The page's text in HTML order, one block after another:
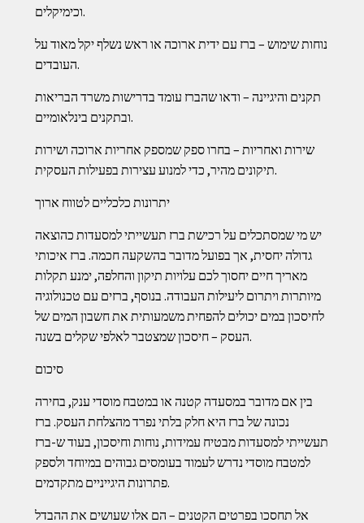
וכימיקלים.
נוחות שימוש – ברז עם ידית ארוכה או ראש נשלף יקל מאוד על
העובדים.
תקנים והיגיינה – ודאו שהברז עומד בדרישות משרד הבריאות
ובתקנים בינלאומיים.
שירות ואחריות – בחרו ספק שמספק אחריות ארוכה ושירות
תיקונים מהיר, כדי למנוע עצירות בפעילות העסקית.
יתרונות כלכליים לטווח ארוך
יש מי שמסתכלים על רכישת ברז תעשייתי למסעדות כהוצאה
גדולה יחסית, אך בפועל מדובר בהשקעה חכמה. ברז איכותי
מאריך חיים יחסוך לכם עלויות תיקון והחלפה, ימנע תקלות
מיותרות ויתרום ליעילות העבודה. בנוסף, ברזים עם טכנולוגיה
לחיסכון במים יכולים להפחית משמעותית את חשבון המים של
העסק – חיסכון שמצטבר לאלפי שקלים בשנה.
סיכום
בין אם מדובר במסעדה קטנה או במטבח מוסדי ענק, בחירה
נכונה של ברז היא חלק בלתי נפרד מהצלחת העסק. ברז
תעשייתי למסעדות מבטיח עמידות, נוחות וחיסכון, בעוד ש-ברז
למטבח מוסדי נדרש לעמוד בעומסים גבוהים במיוחד ולספק
פתרונות היגייניים מתקדמים.
אל תחסכו בפרטים הקטנים – הם אלו שעושים את ההבדל